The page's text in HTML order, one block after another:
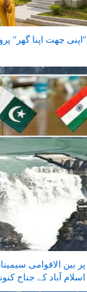
چھت اپنا گھر‘‘
الاقوامی
اسلام آباد کے جناح